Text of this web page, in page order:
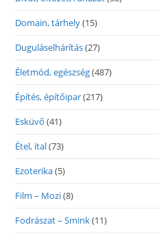
Domain, tárhely(15)
Duguláselhárítás(27)
Életmód, egészség(487)
Építés, építőipar(217)
Esküvő (41)
Étel, ital(73)
Ezoterika(5)
Film – Mozi(8)
Fodrászat – Smink(11)